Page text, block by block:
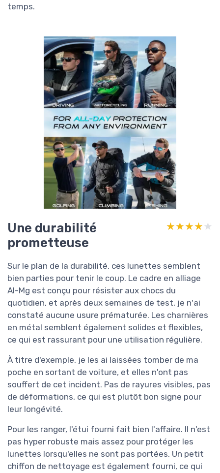
temps.
Une durabilité
prometteuse
★★★★★
★★★★★
Sur le plan de la durabilité, ces lunettes semblent
bien parties pour tenir le coup. Le cadre en alliage
Al-Mg est conçu pour résister aux chocs du
quotidien, et après deux semaines de test, je n'ai
constaté aucune usure prématurée. Les charnières
en métal semblent également solides et flexibles,
ce qui est rassurant pour une utilisation régulière.
À titre d'exemple, je les ai laissées tomber de ma
poche en sortant de voiture, et elles n'ont pas
souffert de cet incident. Pas de rayures visibles, pas
de déformations, ce qui est plutôt bon signe pour
leur longévité.
Pour les ranger, l'étui fourni fait bien l'affaire. Il n'est
pas hyper robuste mais assez pour protéger les
lunettes lorsqu'elles ne sont pas portées. Un petit
chiffon de nettoyage est également fourni, ce qui